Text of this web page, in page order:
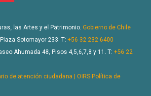
las Artes y el Patrimonio. Gobierno de Chile
Sotomayor 233. T: +56 32 232 6400
Ahumada 48, Pisos 4,5,6,7,8 y 11. T: +56 22
de atención ciudadana | OIRS Política de